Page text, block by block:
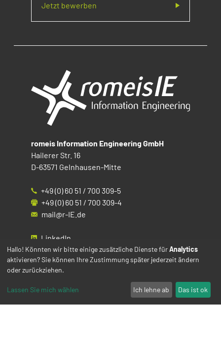
Jetzt bewerben
romeis Information Engineering GmbH
Hailerer Str. 16
D-63571 Gelnhausen-Mitte
+49 (0) 60 51 / 700 309-5
+49 (0) 60 51 / 700 309-4
mail@r-IE.de
LinkedIn
Instagram
Facebook
YouTube
Hallo! Könnten wir bitte einige zusätzliche Dienste fürAnalytics
aktivieren? Sie können Ihre Zustimmung später jederzeit ändern
oder zurückziehen.
Lassen Sie mich wählen Ich lehne ab Das ist ok